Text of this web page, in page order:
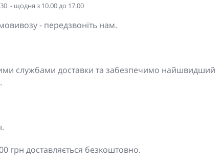
- щодня з 10.00 до 17.00
- передзвоніть нам.
службами доставки та забезпечимо найшвидший
грн доставляється безкоштовно.